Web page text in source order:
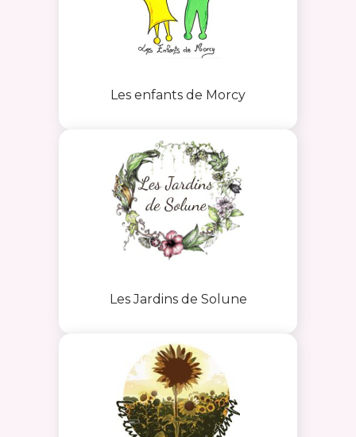
Les enfants de Morcy
Les Jardins de Solune